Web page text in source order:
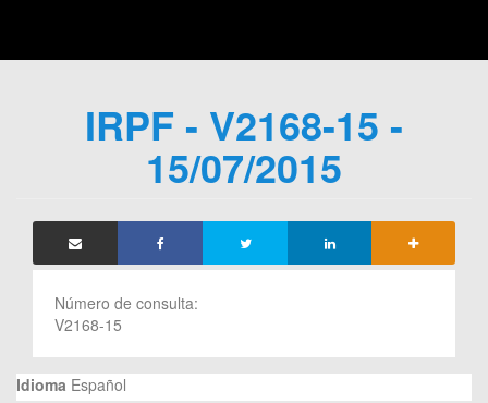
IRPF - V2168-15 -
15/07/2015
Número de consulta:
V2168-15
Idioma Español